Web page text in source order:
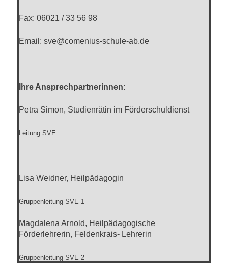
Fax: 06021 / 33 56 98
Email: sve@comenius-schule-ab.de
Ihre Ansprechpartnerinnen:
Petra Simon, Studienrätin im Förderschuldienst
Leitung SVE
Lisa Weidner, Heilpädagogin
Gruppenleitung SVE 1
Magdalena Arnold, Heilpädagogische
Förderlehrerin, Feldenkrais- Lehrerin
Gruppenleitung SVE 2